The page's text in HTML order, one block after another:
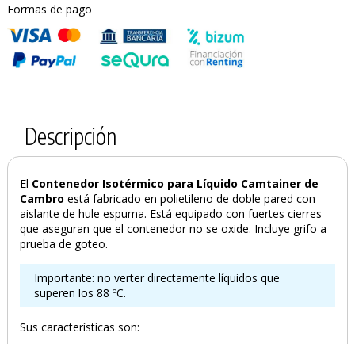
Formas de pago
Descripción
El Contenedor Isotérmico para Líquido Camtainer de
Cambro está fabricado en polietileno de doble pared con
aislante de hule espuma. Está equipado con fuertes cierres
que aseguran que el contenedor no se oxide. Incluye grifo a
prueba de goteo.
Importante: no verter directamente líquidos que
superen los 88 ºC.
Sus características son: